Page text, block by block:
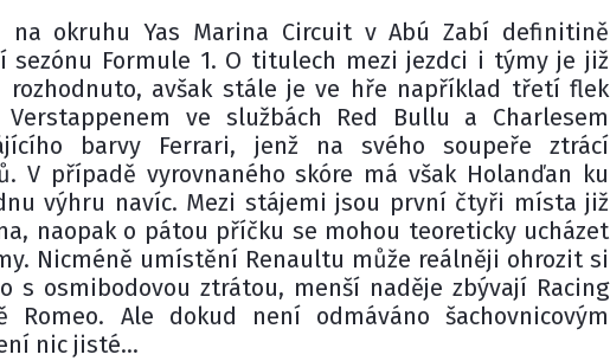
na okruhu Yas Marina Circuit v Abú Zabí definitině
sezónu Formule 1. O titulech mezi jezdci i týmy je již
rozhodnuto, avšak stále je ve hře například třetí flek
Verstappenem ve službách Red Bullu a Charlesem
barvy Ferrari, jenž na svého soupeře ztrácí
V případě vyrovnaného skóre má však Holanďan ku
výhru navíc. Mezi stájemi jsou první čtyři místa již
naopak o pátou příčku se mohou teoreticky ucházet
Nicméně umístění Renaultu může reálněji ohrozit si
s osmibodovou ztrátou, menší naděje zbývají Racing
Romeo. Ale dokud není odmáváno šachovnicovým
nic jisté...